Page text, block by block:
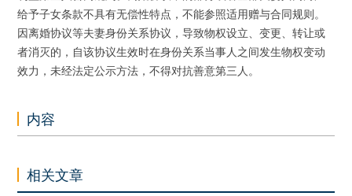
给予子女条款不具有无偿性特点，不能参照适用赠与合同规则。
因离婚协议等夫妻身份关系协议，导致物权设立、变更、转让或
者消灭的，自该协议生效时在身份关系当事人之间发生物权变动
效力，未经法定公示方法，不得对抗善意第三人。
内容
相关文章